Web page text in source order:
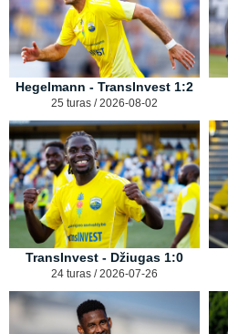
Hegelmann - TransInvest 1:2
25 turas / 2026-08-02
TransInvest - Džiugas 1:0
24 turas / 2026-07-26